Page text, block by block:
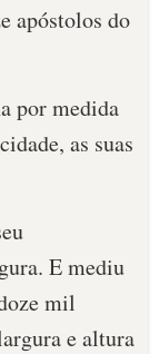
apóstolos do
por medida
as suas
E mediu
mil
e altura